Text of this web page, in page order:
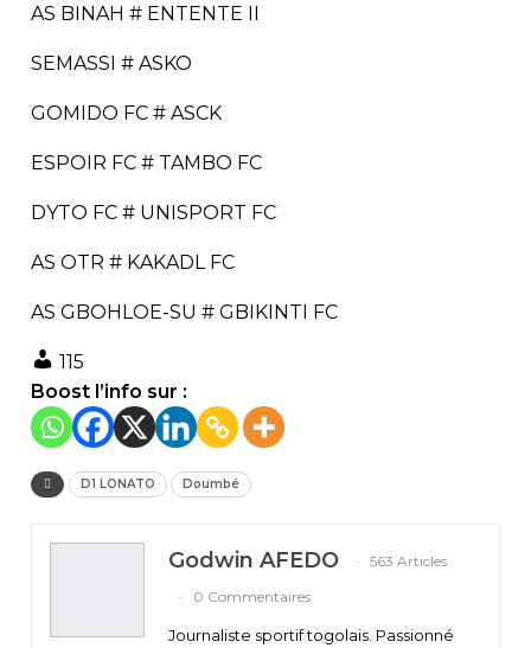
AS BINAH # ENTENTE II
SEMASSI # ASKO
GOMIDO FC # ASCK
ESPOIR FC # TAMBO FC
DYTO FC # UNISPORT FC
AS OTR # KAKADL FC
AS GBOHLOE-SU # GBIKINTI FC
115
Boost l’info sur :
D1 LONATO Doumbé
Godwin AFEDO
563 Articles
0 Commentaires
Journaliste sportif togolais. Passionné